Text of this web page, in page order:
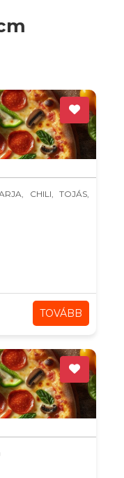
CHILI, TOJÁS,
TOVÁBB